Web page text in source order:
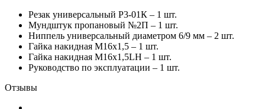
Резак универсальный Р3-01К – 1 шт.
Мундштук пропановый №2П – 1 шт.
Ниппель универсальный диаметром 6/9 мм – 2 шт.
Гайка накидная M16х1,5 – 1 шт.
Гайка накидная M16х1,5LH – 1 шт.
Руководство по эксплуатации – 1 шт.
Отзывы